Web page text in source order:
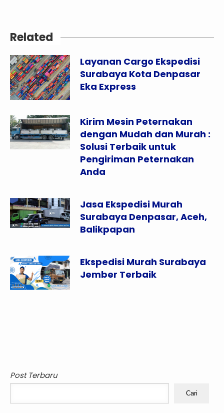
Related
Layanan Cargo Ekspedisi
Surabaya Kota Denpasar
Eka Express
Kirim Mesin Peternakan
dengan Mudah dan Murah :
Solusi Terbaik untuk
Pengiriman Peternakan
Anda
Jasa Ekspedisi Murah
Surabaya Denpasar, Aceh,
Balikpapan
Ekspedisi Murah Surabaya
Jember Terbaik
Post Terbaru
Cari